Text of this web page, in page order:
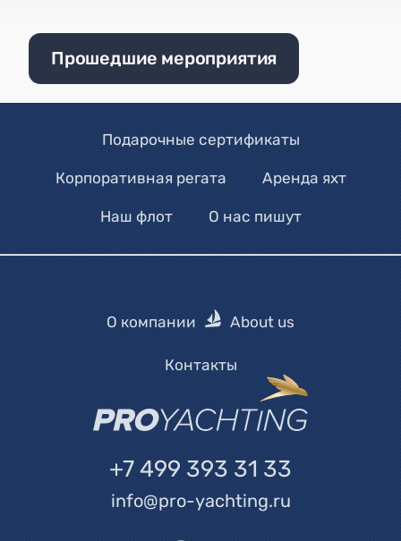
Прошедшие мероприятия
Подарочные сертификаты
Корпоративная регата Аренда яхт
Наш флот О нас пишут
О компании About us
Контакты
+7 499 393 31 33
info@pro-yachting.ru